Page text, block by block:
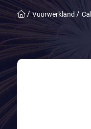
Vuurwerkland